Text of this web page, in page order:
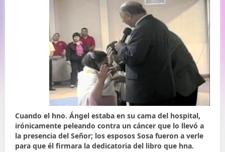
Cuando el hno. Ángel estaba en su cama del hospital,
irónicamente peleando contra un cáncer que lo llevó a
la presencia del Señor; los esposos Sosa fueron a verle
para que él firmara la dedicatoria del libro que hna.